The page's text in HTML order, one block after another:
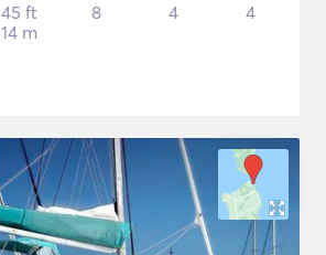
45 ft
14 m
8 4 4